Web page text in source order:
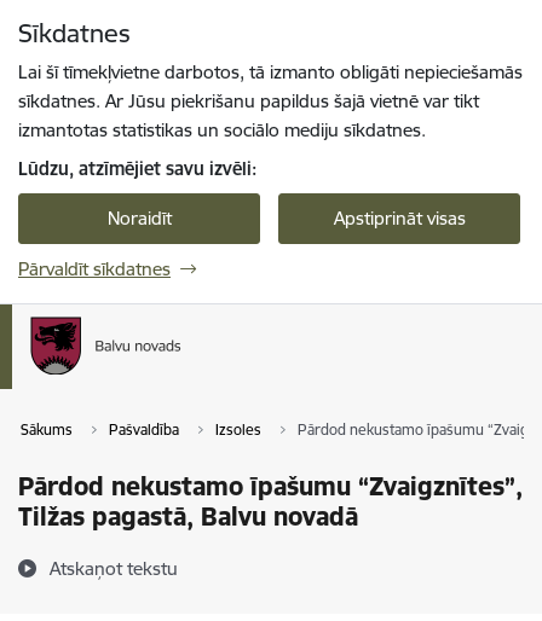
Sīkdatnes
Lai šī tīmekļvietne darbotos, tā izmanto obligāti nepieciešamās
sīkdatnes. Ar Jūsu piekrišanu papildus šajā vietnē var tikt
izmantotas statistikas un sociālo mediju sīkdatnes.
Lūdzu, atzīmējiet savu izvēli:
Noraidīt Apstiprināt visas
Pārvaldīt sīkdatnes
Sākums Pašvaldība Izsoles Pārdod nekustamo īpašumu
Pārdod nekustamo īpašumu “Zvaigznītes”,
Tilžas pagastā, Balvu novadā
Atskaņot tekstu